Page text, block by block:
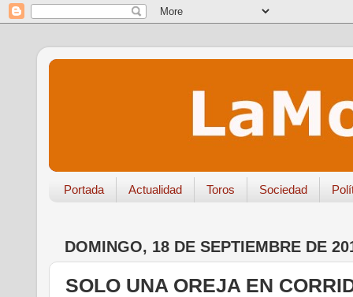
Portada Actualidad Toros Sociedad
DOMINGO, 18 DE SEPTIEMBRE DE
SOLO UNA OREJA EN